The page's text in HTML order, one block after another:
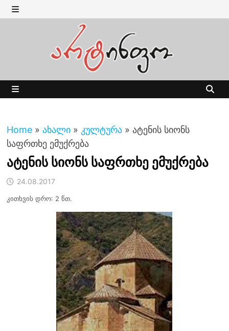
Skip
to MENU
Home » ახალი » კულტურა » ატენის სიონს
საფრთხე ემუქრება
ატენის სიონს საფრთხე ემუქრება
24.08.2017
კითხვის დრო: 2 წთ.